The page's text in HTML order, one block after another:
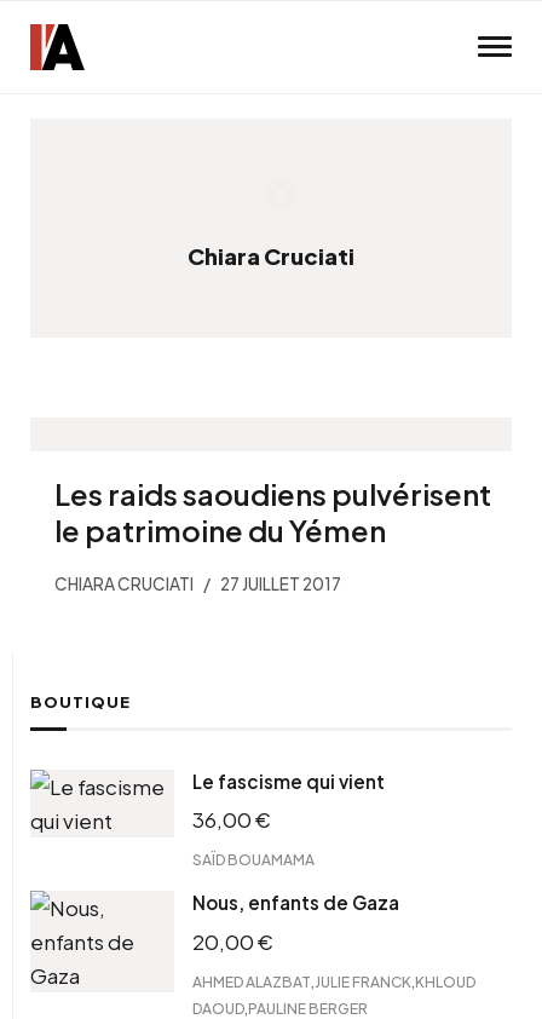
Chiara Cruciati
Les raids saoudiens pulvérisent
le patrimoine du Yémen
CHIARA CRUCIATI 27 JUILLET 2017
BOUTIQUE
Le fascisme qui vient
36,00€
SAÏD BOUAMAMA
Nous, enfants de Gaza
20,00€
AHMED ALAZBAT JULIE FRANCK KHLOUD
DAOUD PAULINE BERGER